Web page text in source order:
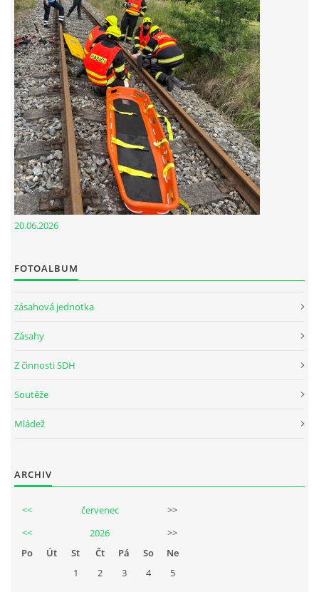
20.06.2026
FOTOALBUM
zásahová jednotka
Zásahy
Z činnosti SDH
Soutěže
Mládež
ARCHIV
<< červenec
>>
<<
2026
>>
Po
Út St Čt Pá So
Ne
1
2 3 4
5